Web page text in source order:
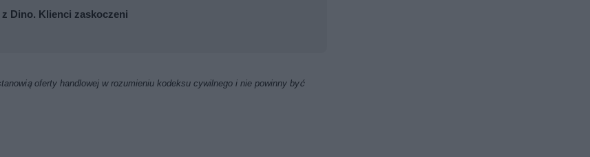
Dino. Klienci zaskoczeni
oferty handlowej w rozumieniu kodeksu cywilnego i nie powinny być